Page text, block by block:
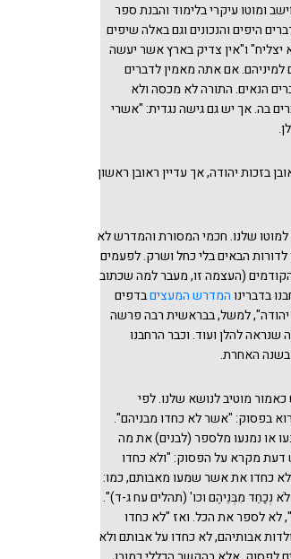
ומוטו עיקרי בלימוד והבנת ספר
היפים והנכונים וגם באלה שיפים
ו"אין צדיק בארץ אשר יעשה
למיניהם. אם אתה מאמין לדברים
הנאים. התורה לא מכסה ולא
בה. אך יש גם גישה נגדית: "אשרי
בזכות יהודה, אך עדיין ראובן ראשון
למוטו שלנו. חכמי המסורת והמדרש לא
הבאים בלי כחל ושרק. לפעמים
(העצמה זו, מעבר למה שכתוב
בדברינוהמדרש המעציםבדפים
יהודה", למשל, בבראשית רבה פרשה
להלן ועוד. וכבר הרחבנו
בשנה האחרת.
מוטיב לנושא שלנו. לפי
בפסוק: "אשר לא כחדו מבניהם".
או נמנעו מלספר (לבנים) את מה
דעת מקרא על הפסוק: "ולא כחדו
כחדו את אשר שמעו מאבותם, כמו:
נְכַחֵד מִבְּנֵיהֶם וכו' (תהלים עח ג-ד)".
לא לספר את הכל. ואז "לא כחדו
אבותיהם, לא כחדו על אבותם ולא